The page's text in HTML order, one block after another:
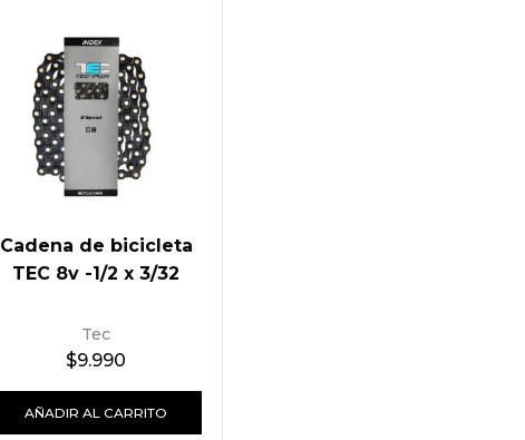
Cadena de bicicleta
TEC 8v -1/2 x 3/32
Tec
$9.990
AÑADIR AL CARRITO